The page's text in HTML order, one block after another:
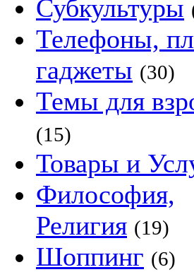
Субкультуры
Телефоны,
гаджеты (30)
Темы для
(15)
Товары и
Философия,
Религия (19)
Шоппинг (6)